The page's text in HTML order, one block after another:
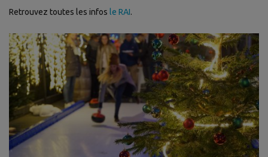
Retrouvez toutes les infos le RAI.